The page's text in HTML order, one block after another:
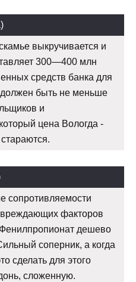
выкручивается и
300—400 млн
средств банка для
должен быть не меньше
и
цена Вологда -
сопротивляемости
факторов
дешево
соперник, а когда
сделать для этого
сложенную.